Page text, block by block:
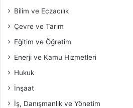
Bilim ve Eczacılık
Çevre ve Tarım
Eğitim ve Öğretim
Enerji ve Kamu Hizmetleri
Hukuk
İnşaat
İş, Danışmanlık ve Yönetim